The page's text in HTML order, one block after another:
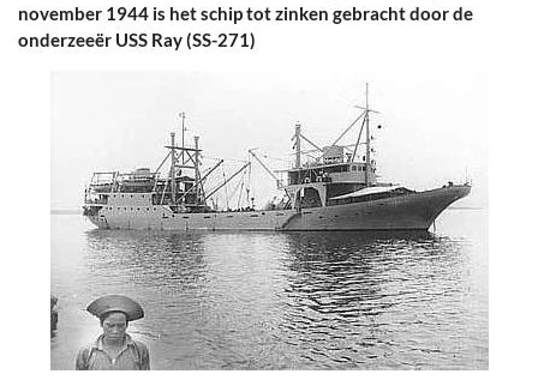
november 1944 is het schip tot zinken gebracht door de
onderzeeër USS Ray (SS-271)